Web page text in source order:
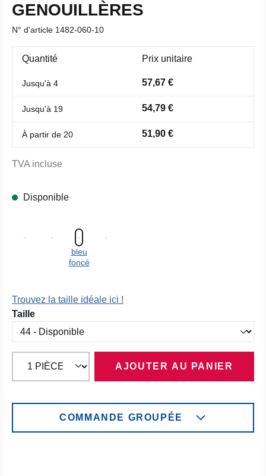
GENOUILLÈRES
N° d'article 1482-060-10
Quantité Prix unitaire
Jusqu'à 4 57,67 €
Jusqu'à 19 54,79 €
À partir de 20 51,90 €
TVA incluse
Disponible
bleu
foncé
Trouvez la taille idéale ici !
Sélectionnez
Taille
AJOUTER AU PANIER
COMMANDE GROUPÉE